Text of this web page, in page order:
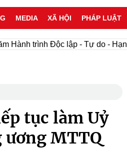
MEDIA XÃ HỘI PHÁP LUẬT
trình Độc lập - Tự do - Hạnh phúc
tục làm Uỷ
MTTQ